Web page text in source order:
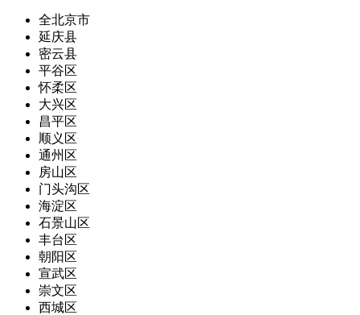
全北京市
延庆县
密云县
平谷区
怀柔区
大兴区
昌平区
顺义区
通州区
房山区
门头沟区
海淀区
石景山区
丰台区
朝阳区
宣武区
崇文区
西城区